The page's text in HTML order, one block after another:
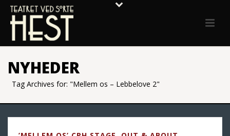
NYHEDER
Tag Archives for: "Mellem os – Lebbelove 2"